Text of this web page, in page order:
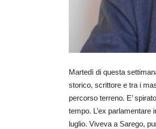
Martedì di questa
storico, scrittore e tra i
percorso terreno. E’
tempo. L’ex parlamentare
luglio. Viveva a Sarego,